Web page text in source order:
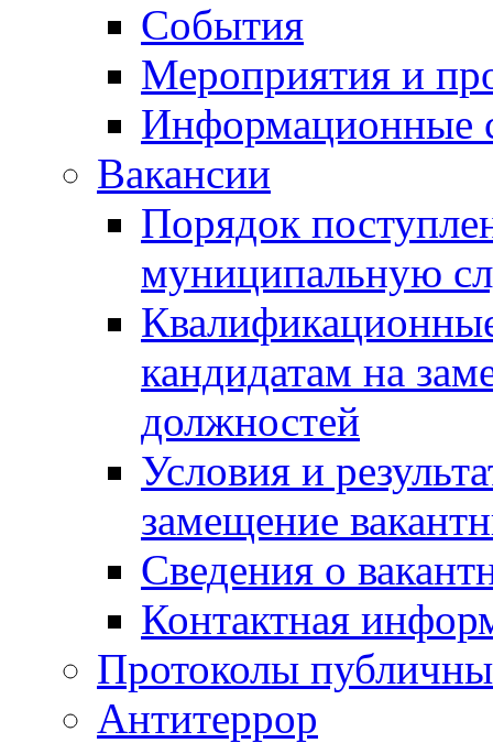
События
Мероприятия и
Информационные
Вакансии
Порядок
муниципальную
кандидатам на
должностей
Условия и
замещение
Сведения о
Контактная
Протоколы
Антитеррор